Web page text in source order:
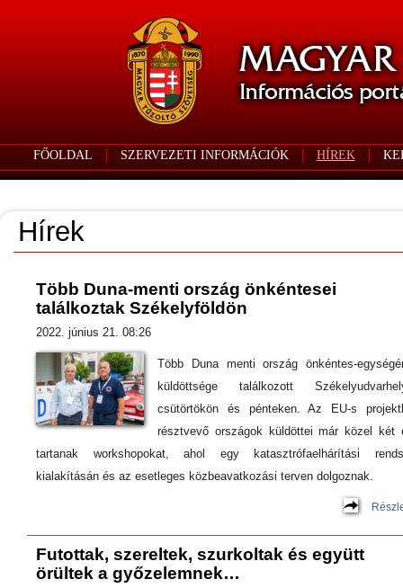
FŐOLDAL SZERVEZETI INFORMÁCIÓK HÍREK
Hírek
Több Duna-menti ország önkéntesei
találkoztak Székelyföldön
2022. június 21. 08:26
Több Duna menti ország önkéntes-
küldöttsége találkozott
csütörtökön és pénteken. Az EU-s
résztvevő országok küldöttei már közel két
tartanak workshopokat, ahol egy katasztrófaelhárítási
kialakításán és az esetleges közbeavatkozási terven dolgoznak.
Futottak, szereltek, szurkoltak és együtt
örültek a győzelemnek…